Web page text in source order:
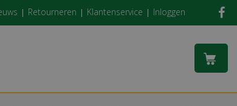
Retourneren Klantenservice Inloggen